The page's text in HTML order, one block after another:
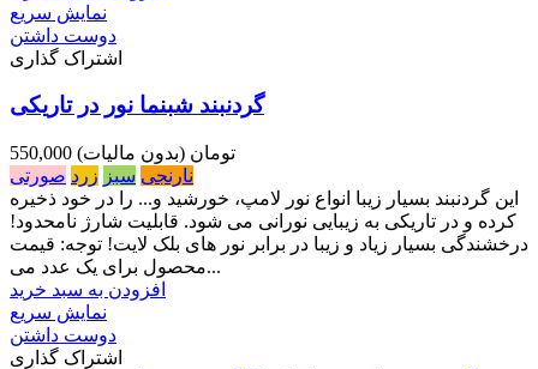
نمایش سریع
دوست داشتن
اشتراک گذاری
گردنبند شبنما نور در تاریکی
550,000 تومان (بدون مالیات)
نارنجی سبز زرد صورتی
این گردنبند بسیار زیبا انواع نور لامپ، خورشید و... را در خود ذخیره
کرده و در تاریکی به زیبایی نورانی می شود. قابلیت شارژ نامحدود!
درخشندگی بسیار زیاد و زیبا در برابر نور های بلک لایت! توجه: قیمت
محصول برای یک عدد می...
افزودن به سبد خرید
نمایش سریع
دوست داشتن
اشتراک گذاری